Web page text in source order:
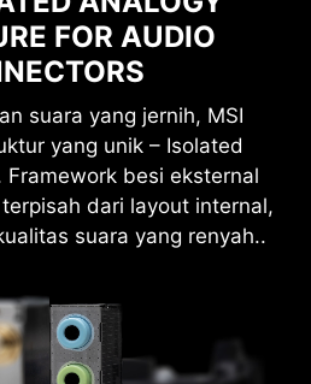
memiliki Norton. Jika Anda
aktif, Anda harus memilih
ada agar memenuhi syarat
Detail Langganan, Harga,
silakan lihat Perjanjian Lisensi
Pemberitahuan Service
NortonLifeLock.
Size BAR) adalah fitur
agar CPU dapat akses
GPU secara bersamaan
FOR AUDIO
suara yang jernih, MSI
yang unik – Isolated
Framework besi eksternal
dari layout internal,
suara yang renyah..
5V Addressable RGB.
Gen2 / Gen1 devices.
mendukung 7 tema RGB